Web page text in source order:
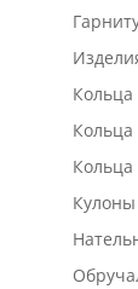
Кольца
Кольца